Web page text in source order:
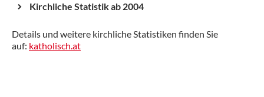
Kirchliche Statistik ab 2004
Details und weitere kirchliche Statistiken finden Sie
auf: katholisch.at